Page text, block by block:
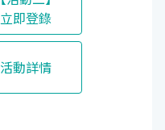
立即登錄
活動詳情